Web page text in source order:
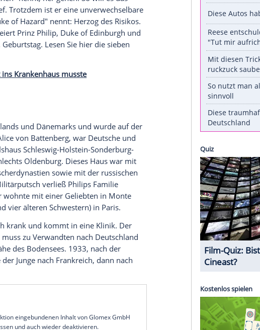
kann auf ein ereignisreiches Leben
ungebeugt. Ein kantiger Typ, der sich nur ungern
Trotzdem muss er stets hinter seiner Frau, die er
"Würstchen" nennt, her gehen. So will es das
der Chef. Trotzdem ist er eine unverwechselbare
"Duke of Hazard" nennt: Herzog des Risikos.
Heute feiertPrinz Philip, Duke of Edinburgh
und
95. Geburtstag. Lesen Sie hier die sieben
erneut ins Krankenhaus musste
GriechenlandsundDänemarks und wurde auf der
, war Deutsche und
Adelshaus Schleswig-Holstein-Sonderburg-
. Dieses Haus war mit
Herrscherdynastien sowie mit der russischen